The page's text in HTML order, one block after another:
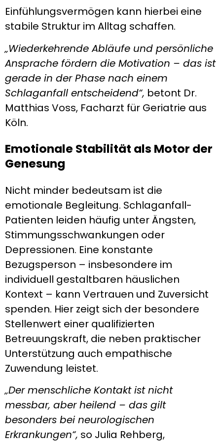
Einfühlungsvermögen kann hierbei eine
stabile Struktur im Alltag schaffen.
„Wiederkehrende Abläufe und persönliche
Ansprache fördern die Motivation – das ist
gerade in der Phase nach einem
Schlaganfall entscheidend“, betont Dr.
Matthias Voss, Facharzt für Geriatrie aus
Köln.
Emotionale Stabilität als Motor der
Genesung
Nicht minder bedeutsam ist die
emotionale Begleitung. Schlaganfall-
Patienten leiden häufig unter Ängsten,
Stimmungsschwankungen oder
Depressionen. Eine konstante
Bezugsperson – insbesondere im
individuell gestaltbaren häuslichen
Kontext – kann Vertrauen und Zuversicht
spenden. Hier zeigt sich der besondere
Stellenwert einer qualifizierten
Betreuungskraft, die neben praktischer
Unterstützung auch empathische
Zuwendung leistet.
„Der menschliche Kontakt ist nicht
messbar, aber heilend – das gilt
besonders bei neurologischen
Erkrankungen“, so Julia Rehberg,